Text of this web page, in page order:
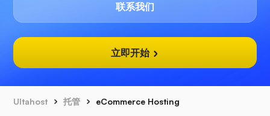
联系我们
立即开始
Ultahost 托管 eCommerce Hosting